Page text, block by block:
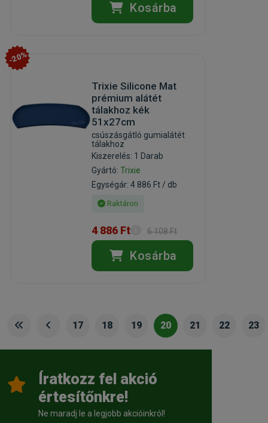
Kosárba
-20%
Trixie Silicone Mat
prémium alátét
tálakhoz kék
51x27cm
csúszásgátló gumialátét
tálakhoz
Kiszerelés: 1 Darab
Gyártó:Trixie
Egységár: 4 886 Ft / db
Raktáron
4 886 Ft 6 108 Ft
Kosárba
17 18 19 20 21 22 23
Íratkozz fel akció
értesítőnkre!
Ne maradj le a legjobb akcióinkról!